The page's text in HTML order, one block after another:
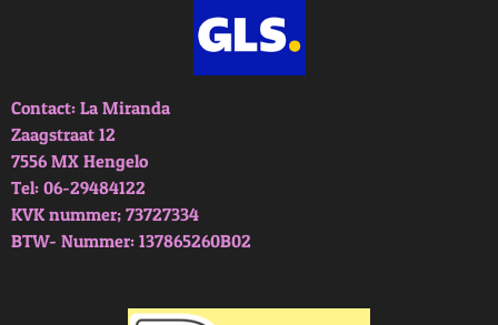
Contact: La Miranda
Zaagstraat 12
7556 MX Hengelo
Tel: 06-29484122
KVK nummer; 73727334
BTW- Nummer: 137865260B02